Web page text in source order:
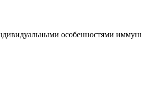
особенностями